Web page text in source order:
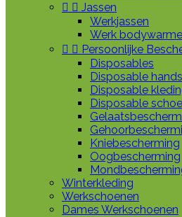
  Jassen
Werkjassen
Werk
  Persoonlijke
Disposables
Disposable
Disposable
Disposable
Kniebescherming
Oogbescherming
Winterkleding
Werkschoenen
Dames Werkschoenen